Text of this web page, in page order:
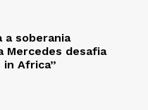
a soberania
Mercedes desafia
in Africa”